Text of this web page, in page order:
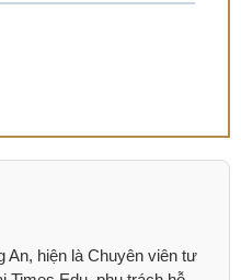
An, hiện là Chuyên viên tư